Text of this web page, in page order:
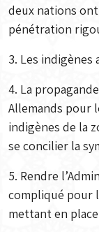
deux nations
pénétration
3. Les indigènes
4. La
Allemands pour
indigènes de la
se concilier la
5. Rendre
compliqué pour
mettant en